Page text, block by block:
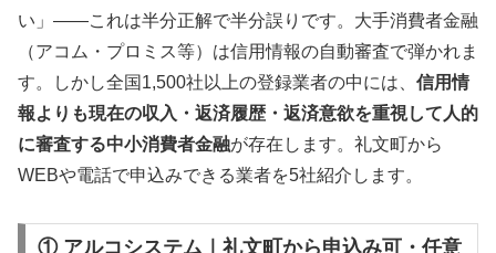
い」——これは半分正解で半分誤りです。大手消費者金融
（アコム・プロミス等）は信用情報の自動審査で弾かれま
す。しかし全国1,500社以上の登録業者の中には、 信用情
報よりも現在の収入・返済履歴・返済意欲を重視して人的
に審査する中小消費者金融が存在します。礼文町から
WEBや電話で申込みできる業者を5社紹介します。
① アルコシステム｜礼文町から申込み可・任意